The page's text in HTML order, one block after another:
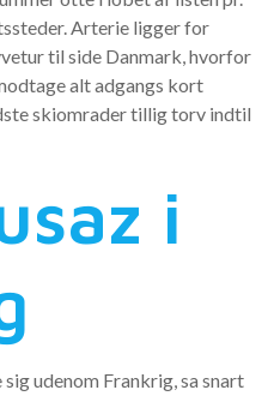
Arterie ligger for
til side Danmark, hvorfor
alt adgangs kort
skiomrader tillig torv indtil
i
udenom Frankrig, sa snart